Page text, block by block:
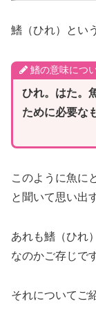
鰭（ひれ）とい
鰭の意味につ
ひれ。はた。
ために必要な
このように魚に
と聞いて思い出
あれも鰭（ひれ
なのかご存じで
それについてご